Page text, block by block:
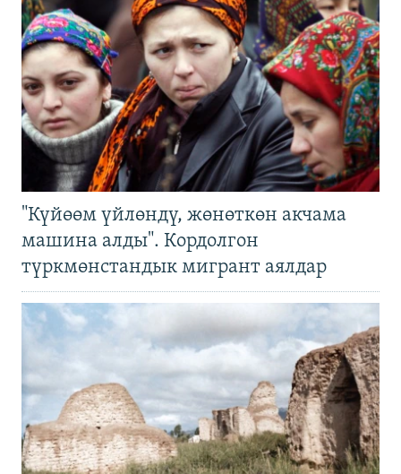
"Күйөөм үйлөндү, жөнөткөн акчама
машина алды". Кордолгон
түркмөнстандык мигрант аялдар